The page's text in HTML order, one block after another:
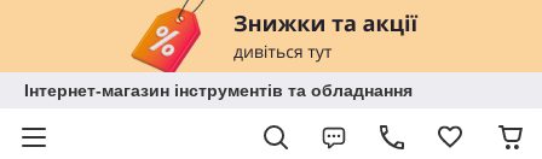
Інтернет-магазин інструментів та обладнання